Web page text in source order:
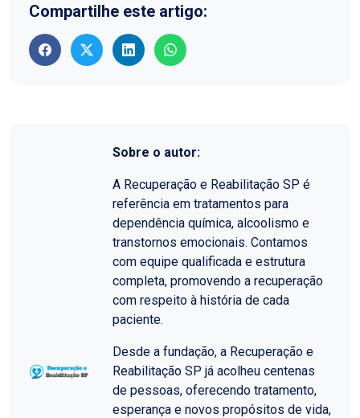
Compartilhe este artigo:
Sobre o autor:
A Recuperação e Reabilitação SP é
referência em tratamentos para
dependência química, alcoolismo e
transtornos emocionais. Contamos
com equipe qualificada e estrutura
completa, promovendo a recuperação
com respeito à história de cada
paciente.
Desde a fundação, a Recuperação e
Reabilitação SP já acolheu centenas
de pessoas, oferecendo tratamento,
esperança e novos propósitos de vida,